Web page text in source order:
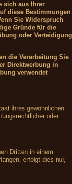
sich aus Ihrer
diese Bestimmungen
Sie Widerspruch
Gründe für die
oder Verteidigung
die Verarbeitung Sie
Direktwerbung in
verwendet
ihres gewöhnlichen
oder
Dritten in einem
erfolgt dies nur,